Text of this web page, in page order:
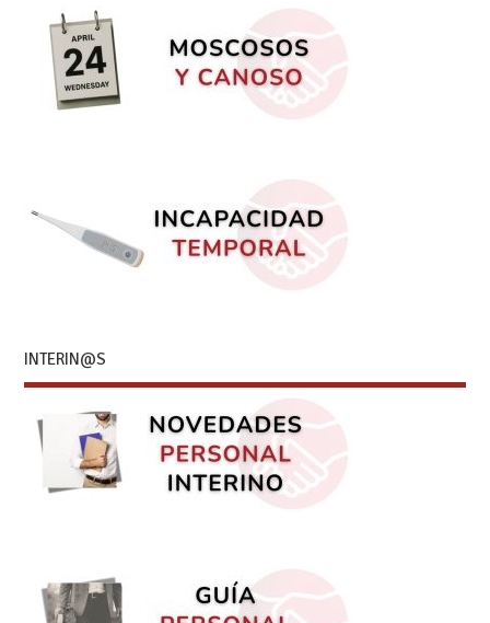
INTERIN@S